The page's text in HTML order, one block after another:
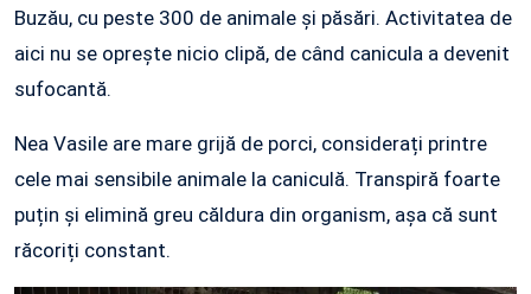
Buzău, cu peste 300 de animale și păsări. Activitatea de
aici nu se oprește nicio clipă, de când canicula a devenit
sufocantă.
Nea Vasile are mare grijă de porci, considerați printre
cele mai sensibile animale la caniculă. Transpiră foarte
puțin și elimină greu căldura din organism, așa că sunt
răcoriți constant.